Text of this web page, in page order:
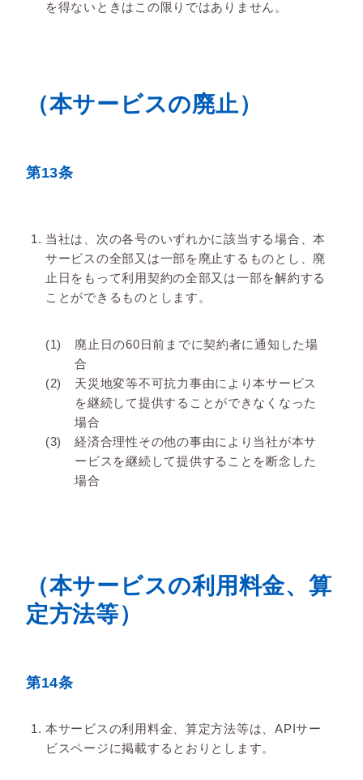
を得ないときはこの限りではありません。
（本サービスの廃止）
第13条
当社は、次の各号のいずれかに該当する場合、本
サービスの全部又は一部を廃止するものとし、廃
止日をもって利用契約の全部又は一部を解約する
ことができるものとします。
廃止日の60日前までに契約者に通知した場
合
天災地変等不可抗力事由により本サービス
を継続して提供することができなくなった
場合
経済合理性その他の事由により当社が本サ
ービスを継続して提供することを断念した
場合
（本サービスの利用料金、算
定方法等）
第14条
本サービスの利用料金、算定方法等は、APIサー
ビスページに掲載するとおりとします。